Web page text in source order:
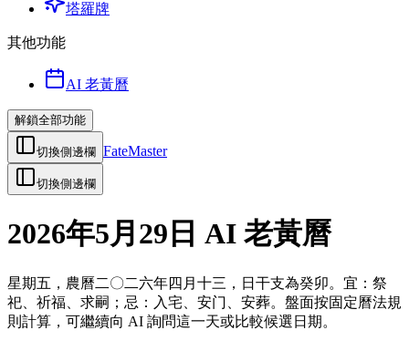
塔羅牌
其他功能
AI 老黃曆
解鎖全部功能
切換側邊欄 FateMaster
切換側邊欄
2026年5月29日 AI 老黃曆
星期五，農曆二〇二六年四月十三，日干支為癸卯。宜：祭
祀、祈福、求嗣；忌：入宅、安门、安葬。盤面按固定曆法規
則計算，可繼續向 AI 詢問這一天或比較候選日期。